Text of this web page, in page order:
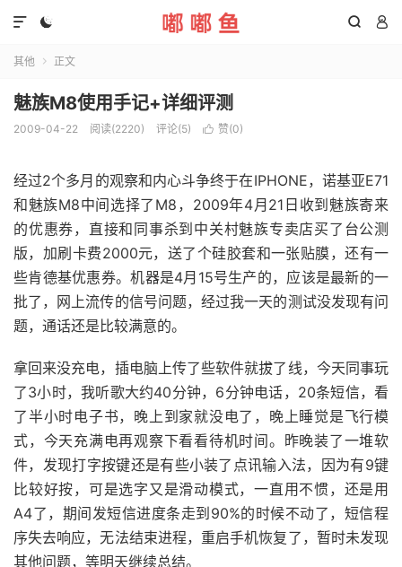
  

其他  正文
魅族M8使用手记+详细评测
2009-04-22 阅读(2220) 评论(5)  赞(0)
经过2个多月的观察和内心斗争终于在IPHONE，诺基亚E71
和魅族M8中间选择了M8，2009年4月21日收到魅族寄来
的优惠券，直接和同事杀到中关村魅族专卖店买了台公测
版，加刷卡费2000元，送了个硅胶套和一张贴膜，还有一
些肯德基优惠券。机器是4月15号生产的，应该是最新的一
批了，网上流传的信号问题，经过我一天的测试没发现有问
题，通话还是比较满意的。
拿回来没充电，插电脑上传了些软件就拔了线，今天同事玩
了3小时，我听歌大约40分钟，6分钟电话，20条短信，看
了半小时电子书，晚上到家就没电了，晚上睡觉是飞行模
式，今天充满电再观察下看看待机时间。昨晚装了一堆软
件，发现打字按键还是有些小装了点讯输入法，因为有9键
比较好按，可是选字又是滑动模式，一直用不惯，还是用
A4了，期间发短信进度条走到90%的时候不动了，短信程
序失去响应，无法结束进程，重启手机恢复了，暂时未发现
其他问题，等明天继续总结。